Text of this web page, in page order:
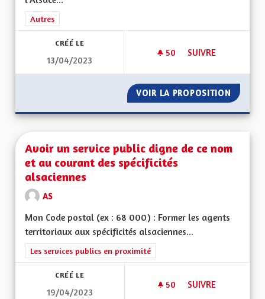
Filtrer les résultats de la catégorie : Autres
Autres
CRÉÉ LE
13/04/2023
50 50 ABONNÉS
SUIVRE
VOIR LA PROPOSITION
Avoir un service public digne de ce nom
et au courant des spécificités
alsaciennes
AS
Mon Code postal (ex : 68 000) : Former les agents
territoriaux aux spécificités alsaciennes...
Filtrer les résultats de la catégorie : Les services publics en
Les services publics en proximité
CRÉÉ LE
19/04/2023
50 50 ABONNÉS
SUIVRE